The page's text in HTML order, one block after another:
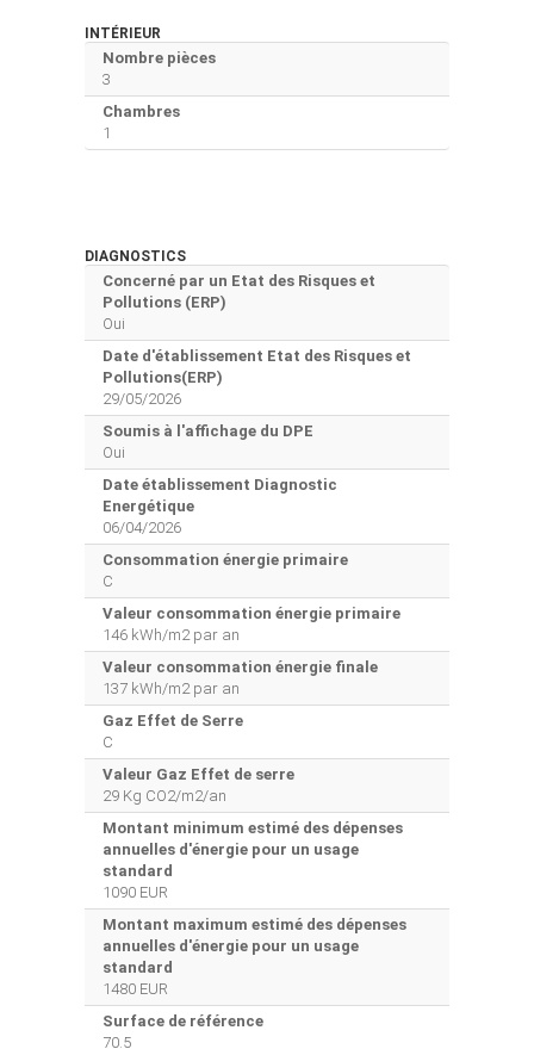
INTÉRIEUR
Nombre pièces
3
Chambres
1
DIAGNOSTICS
Concerné par un Etat des Risques et
Pollutions (ERP)
Oui
Date d'établissement Etat des Risques et
Pollutions(ERP)
29/05/2026
Soumis à l'affichage du DPE
Oui
Date établissement Diagnostic
Energétique
06/04/2026
Consommation énergie primaire
C
Valeur consommation énergie primaire
146 kWh/m2 par an
Valeur consommation énergie finale
137 kWh/m2 par an
Gaz Effet de Serre
C
Valeur Gaz Effet de serre
29 Kg CO2/m2/an
Montant minimum estimé des dépenses
annuelles d'énergie pour un usage
standard
1090 EUR
Montant maximum estimé des dépenses
annuelles d'énergie pour un usage
standard
1480 EUR
Surface de référence
70.5